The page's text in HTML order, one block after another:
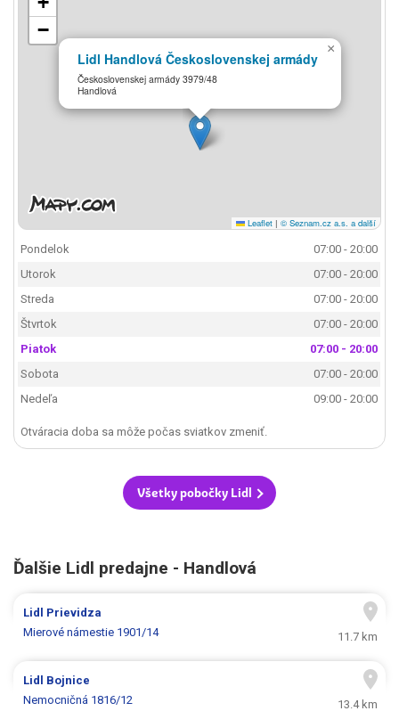
Lidl Handlová Československej armády
Československej armády 3979/48
Handlová
×
−
Leaflet | © Seznam.cz a.s. a další
Pondelok
07:00 - 20:00
Utorok
07:00 - 20:00
Streda
07:00 - 20:00
Štvrtok
07:00 - 20:00
Piatok
07:00 - 20:00
Sobota
07:00 - 20:00
Nedeľa
09:00 - 20:00
Otváracia doba sa môže počas sviatkov zmeniť.
Všetky pobočky Lidl
Ďalšie Lidl predajne - Handlová
Lidl Prievidza
Mierové námestie 1901/14
11.7 km
Lidl Bojnice
Nemocničná 1816/12
13.4 km